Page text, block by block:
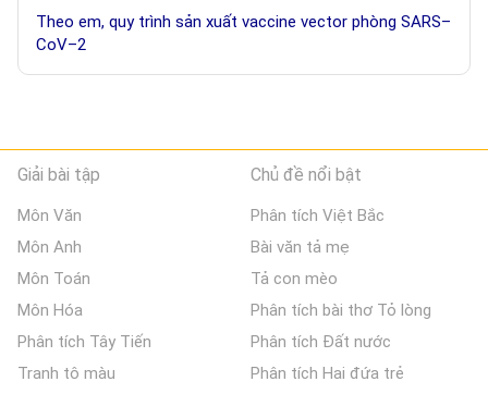
Theo em, quy trình sản xuất vaccine vector phòng SARS–
CoV–2
Giải bài tập
Môn Văn
Môn Anh
Môn Toán
Môn Hóa
Phân tích Tây Tiến
Tranh tô màu
Chủ đề nổi bật
Phân tích Việt Bắc
Bài văn tả mẹ
Tả con mèo
Phân tích bài thơ Tỏ lòng
Phân tích Đất nước
Phân tích Hai đứa trẻ